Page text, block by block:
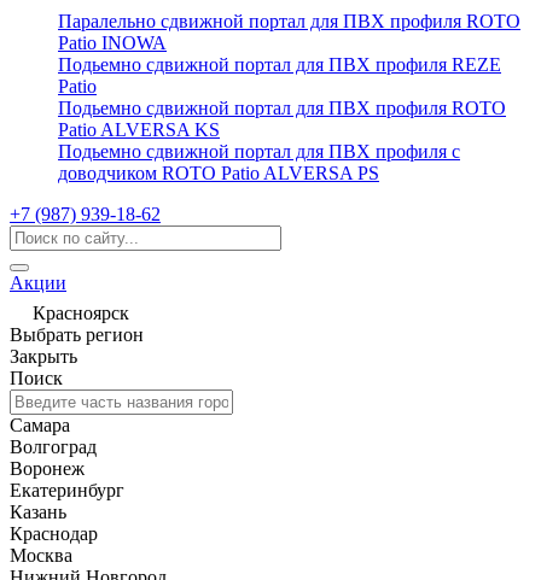
Паралельно сдвижной портал для ПВХ профиля ROTO
Patio INOWA
Подьемно сдвижной портал для ПВХ профиля REZE
Patio
Подьемно сдвижной портал для ПВХ профиля ROTO
Patio ALVERSA KS
Подьемно сдвижной портал для ПВХ профиля с
доводчиком ROTO Patio ALVERSA PS
+7 (987) 939-18-62
Акции
Красноярск
Выбрать регион
Закрыть
Поиск
Самара
Волгоград
Воронеж
Екатеринбург
Казань
Краснодар
Москва